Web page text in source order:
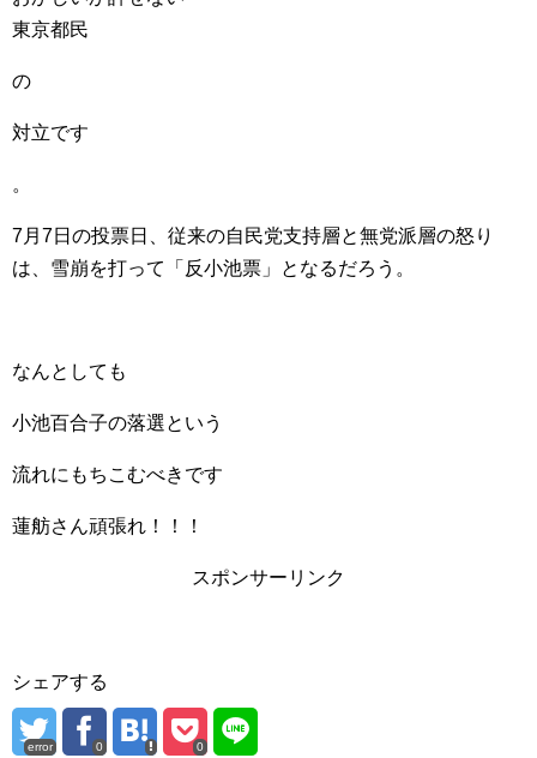
東京都民
の
対立です
。
7月7日の投票日、従来の自民党支持層と無党派層の怒り
は、雪崩を打って「反小池票」となるだろう。
なんとしても
小池百合子の落選という
流れにもちこむべきです
蓮舫さん頑張れ！！！
スポンサーリンク
シェアする
error 0 0